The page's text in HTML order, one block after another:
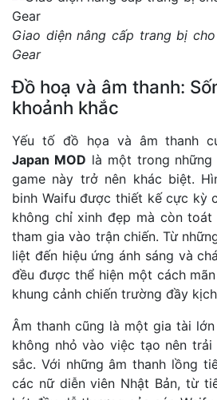
Giao diện nâng cấp trang bị
Gear
Đồ hoạ và âm thanh:
khoảnh khắc
Yếu tố đồ họa và âm thanh
Japan MOD là một trong
game này trở nên khác biệt.
binh Waifu được thiết kế cực kỳ
không chỉ xinh đẹp mà còn
tham gia vào trận chiến. Từ
liệt đến hiệu ứng ánh sáng và
đều được thể hiện một cách
khung cảnh chiến trường đầy
Âm thanh cũng là một gia tài
không nhỏ vào việc tạo nên trải
sắc. Với những âm thanh lồng
các nữ diễn viên Nhật Bản, từ